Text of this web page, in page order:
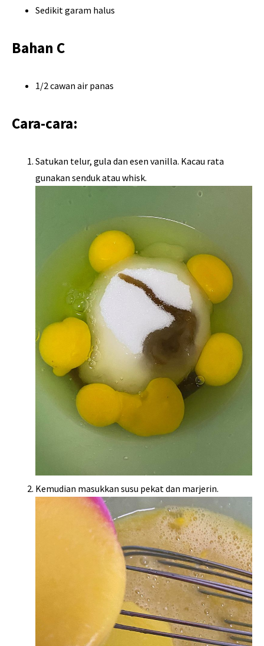
Sedikit garam halus
Bahan C
1/2 cawan air panas
Cara-cara:
Satukan telur, gula dan esen vanilla. Kacau rata
gunakan senduk atau whisk.
Kemudian masukkan susu pekat dan marjerin.